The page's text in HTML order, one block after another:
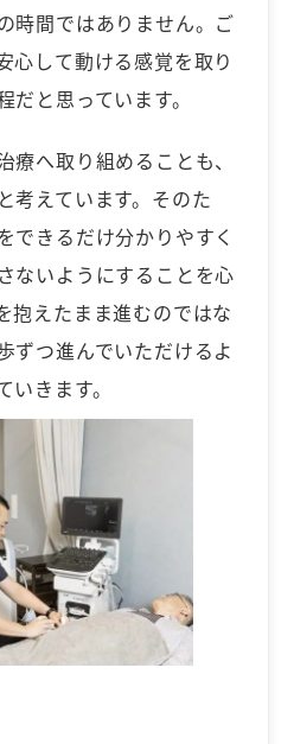
時間ではありません。ご
心して動ける感覚を取り
と思っています。
療へ取り組めることも、
考えています。そのた
できるだけ分かりやすく
ないようにすることを心
抱えたまま進むのではな
ずつ進んでいただけるよ
きます。